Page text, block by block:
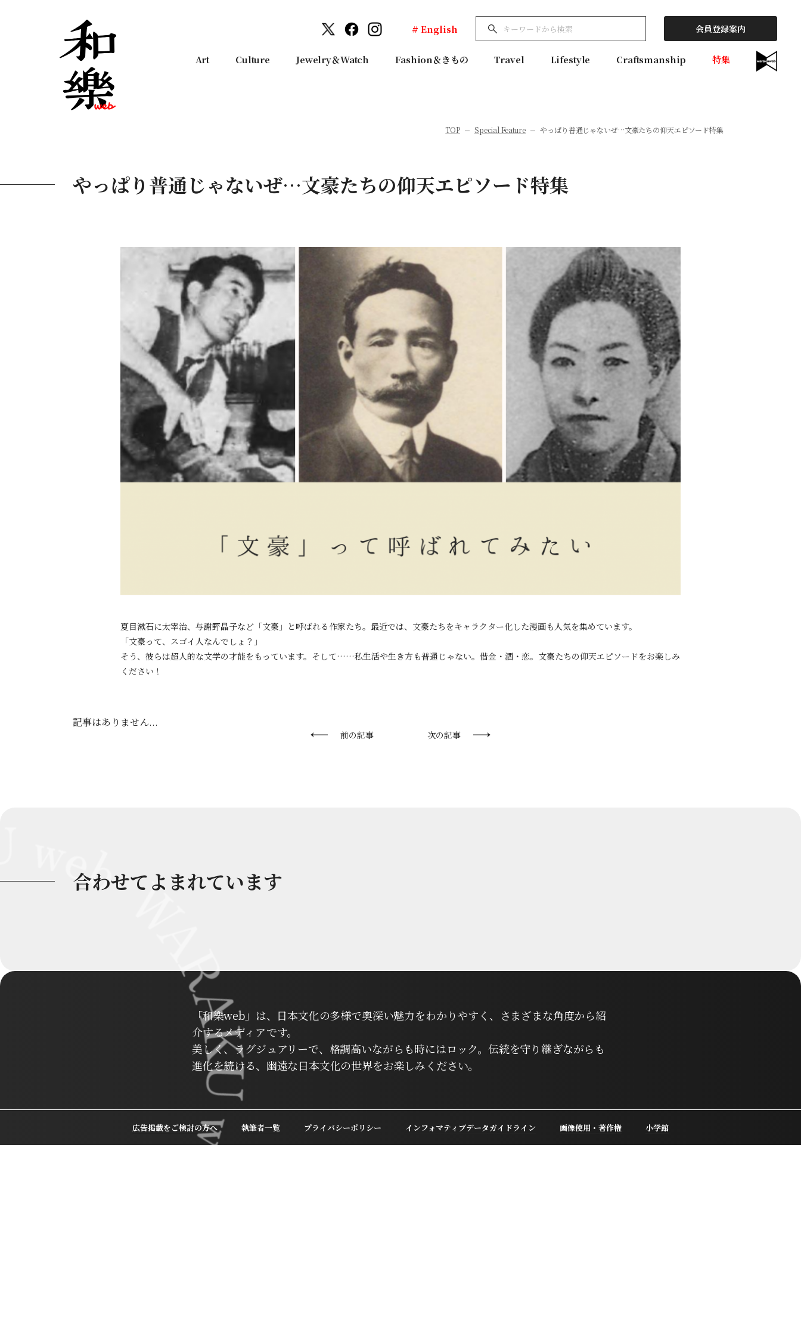
# English 会員登録案内
Art Culture Jewelry＆Watch Fashion＆きもの Travel Lifestyle Craftsmanship 特集
TOP Special Feature やっぱり普通じゃないぜ…文豪たちの仰天エピソード特集
やっぱり普通じゃないぜ…文豪たちの仰天エピソード特集
夏目漱石に太宰治、与謝野晶子など「文豪」と呼ばれる作家たち。最近では、文豪たちをキャラクター化した漫画も人気を集めています。
「文豪って、スゴイ人なんでしょ？」
そう、彼らは超人的な文学の才能をもっています。そして……私生活や生き方も普通じゃない。借金・酒・恋。文豪たちの仰天エピソードをお楽しみ
ください！
記事はありません...
前の記事 次の記事
合わせてよまれています
「和樂web」は、日本文化の多様で奥深い魅力をわかりやすく、さまざまな角度から紹
介するメディアです。
美しく、ラグジュアリーで、格調高いながらも時にはロック。伝統を守り継ぎながらも
進化を続ける、幽遠な日本文化の世界をお楽しみください。
広告掲載をご検討の方へ 執筆者一覧 プライバシーポリシー インフォマティブデータガイドライン 画像使用・著作権 小学館